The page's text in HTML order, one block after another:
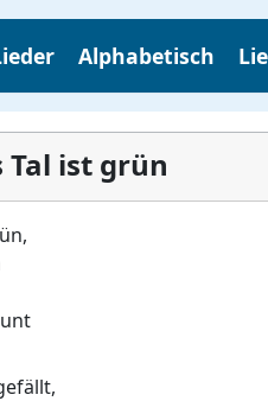
Alphabetisch
Tal ist grün